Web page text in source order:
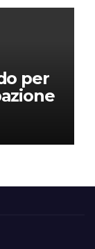
per